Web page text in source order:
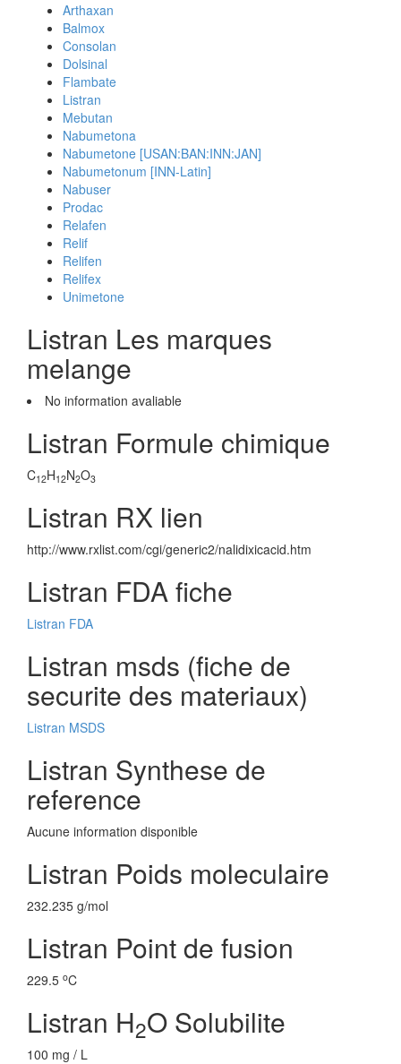
Arthaxan
Balmox
Consolan
Dolsinal
Flambate
Listran
Mebutan
Nabumetona
Nabumetone [USAN:BAN:INN:JAN]
Nabumetonum [INN-Latin]
Nabuser
Prodac
Relafen
Relif
Relifen
Relifex
Unimetone
Listran Les marques
melange
No information avaliable
Listran Formule chimique
C12H12N2O3
Listran RX lien
http://www.rxlist.com/cgi/generic2/nalidixicacid.htm
Listran FDA fiche
Listran FDA
Listran msds (fiche de
securite des materiaux)
Listran MSDS
Listran Synthese de
reference
Aucune information disponible
Listran Poids moleculaire
232.235 g/mol
Listran Point de fusion
229.5 oC
Listran H2O Solubilite
100 mg / L